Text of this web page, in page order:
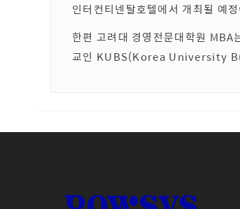
인터컨티넨탈호텔에서 개최될 예
한편 고려대 경영전문대학원
교인 KUBS(Korea University